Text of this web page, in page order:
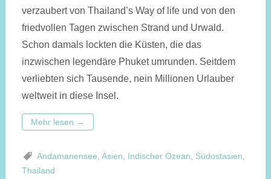
verzaubert von Thailand’s Way of life und von den
friedvollen Tagen zwischen Strand und Urwald.
Schon damals lockten die Küsten, die das
inzwischen legendäre Phuket umrunden. Seitdem
verliebten sich Tausende, nein Millionen Urlauber
weltweit in diese Insel.
Mehr lesen →
Andamanensee, Asien, Indischer Ozean, Südostasien,
Thailand